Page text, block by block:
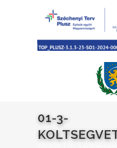
01-3-